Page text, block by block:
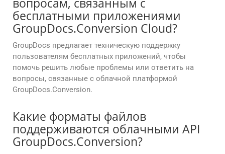
бесплатными приложениями
GroupDocs.Conversion Cloud?
GroupDocs предлагает техническую поддержку
пользователям бесплатных приложений, чтобы
помочь решить любые проблемы или ответить на
вопросы, связанные с облачной платформой
GroupDocs.Conversion.
Какие форматы файлов
поддерживаются облачными API
GroupDocs.Conversion?